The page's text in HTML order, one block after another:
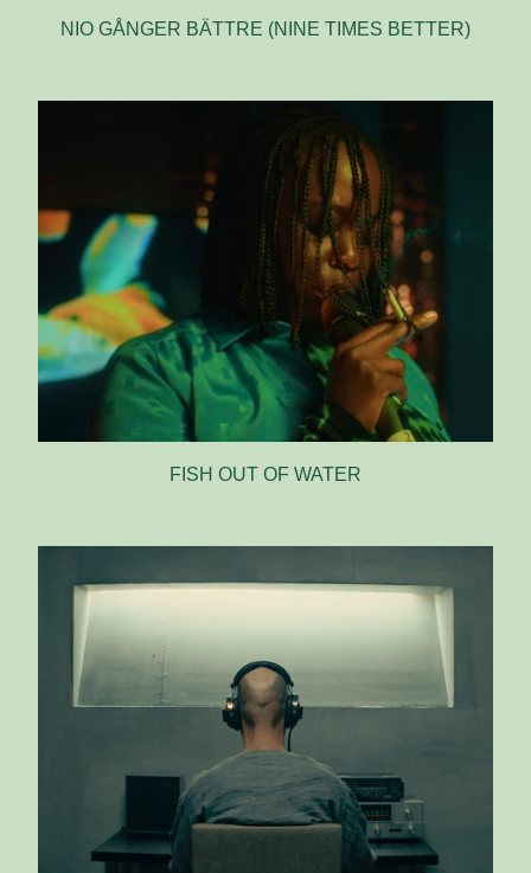
NIO GÅNGER BÄTTRE (NINE TIMES BETTER)
FISH OUT OF WATER